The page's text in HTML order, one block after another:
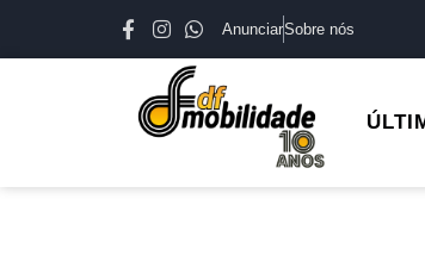
AnunciarSobre nós